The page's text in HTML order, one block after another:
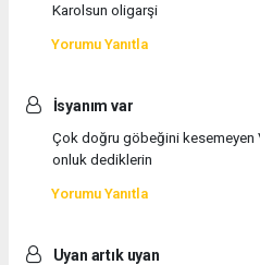
Karolsun oligarşi
Yorumu Yanıtla
İsyanım var
Çok doğru göbeğini
onluk dediklerin
Yorumu Yanıtla
Uyan artık uyan